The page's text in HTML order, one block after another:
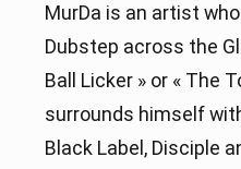
MurDa is an artist
Dubstep across the
Ball Licker » or « The
surrounds himself
Black Label, Disciple